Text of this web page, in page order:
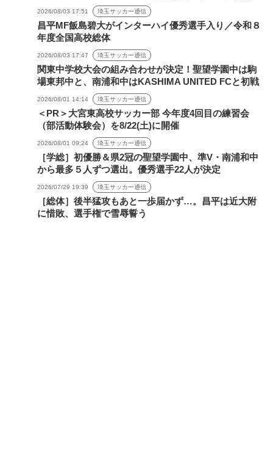
2026/08/03 17:51 埼玉サッカー通信
昌平MF飯島碧大がインターハイ優秀選手入り／令和８
年度全国高校総体
2026/08/03 17:47 埼玉サッカー通信
関東中学校大会の組み合わせが決定！聖望学園中は駒
場東邦中と、南浦和中はKASHIMA UNITED FCと初戦
2026/08/01 14:14 埼玉サッカー通信
＜PR＞大宮東高校サッカー部 今年度4回目の練習会
（部活動体験会）を8/22(土)に開催
2026/08/01 09:24 埼玉サッカー通信
［学総］初優勝＆県2冠の聖望学園中、準V・南浦和中
から最多５人ずつ選出。優秀選手22人が決定
2026/07/29 19:39 埼玉サッカー通信
［総体］後半猛攻もあと一歩届かず…。昌平は近大附
に惜敗、選手権で雪辱誓う